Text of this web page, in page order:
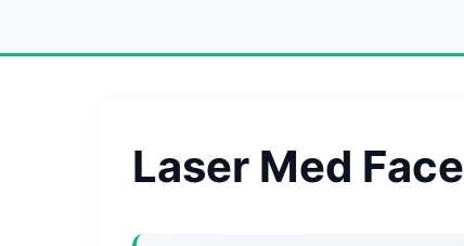
Laser Med Face